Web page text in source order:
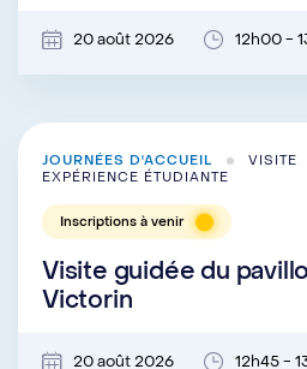
20 août 2026 12h00 -
JOURNÉES D'ACCUEIL
VISITE
EXPÉRIENCE ÉTUDIANTE
Inscriptions à venir
Visite guidée du
Victorin
20 août 2026
12h45 -